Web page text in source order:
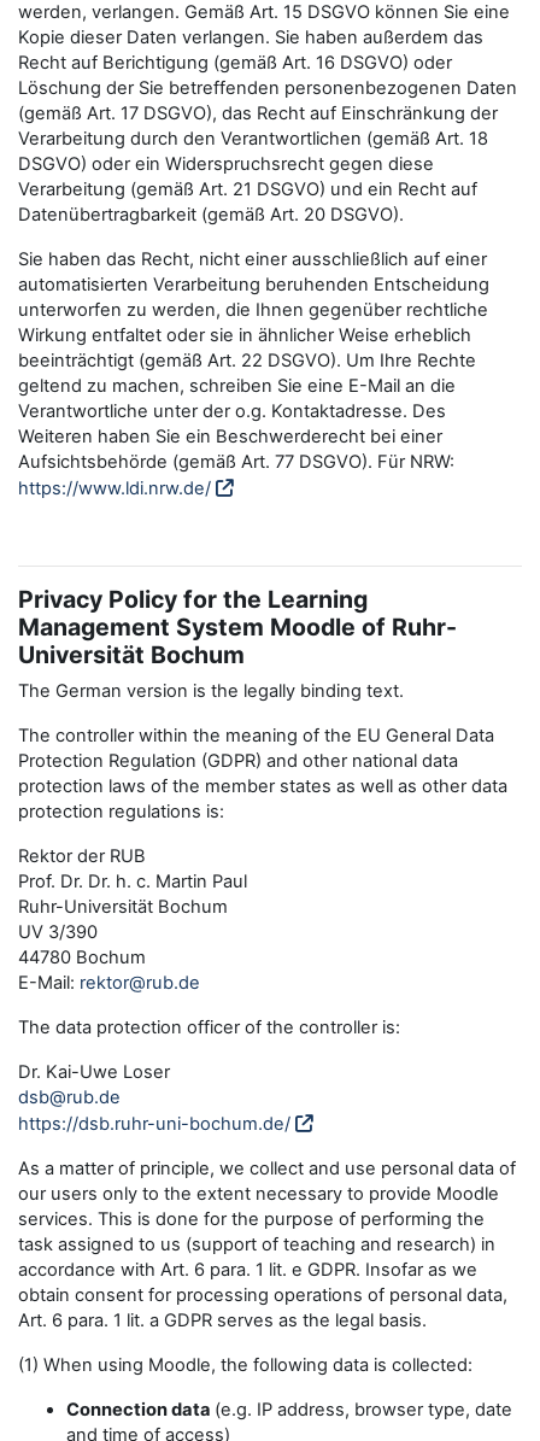
werden, verlangen. Gemäß Art. 15 DSGVO können Sie eine
Kopie dieser Daten verlangen. Sie haben außerdem das
Recht auf Berichtigung (gemäß Art. 16 DSGVO) oder
Löschung der Sie betreffenden personenbezogenen Daten
(gemäß Art. 17 DSGVO), das Recht auf Einschränkung der
Verarbeitung durch den Verantwortlichen (gemäß Art. 18
DSGVO) oder ein Widerspruchsrecht gegen diese
Verarbeitung (gemäß Art. 21 DSGVO) und ein Recht auf
Datenübertragbarkeit (gemäß Art. 20 DSGVO).
Sie haben das Recht, nicht einer ausschließlich auf einer
automatisierten Verarbeitung beruhenden Entscheidung
unterworfen zu werden, die Ihnen gegenüber rechtliche
Wirkung entfaltet oder sie in ähnlicher Weise erheblich
beeinträchtigt (gemäß Art. 22 DSGVO). Um Ihre Rechte
geltend zu machen, schreiben Sie eine E-Mail an die
Verantwortliche unter der o.g. Kontaktadresse. Des
Weiteren haben Sie ein Beschwerderecht bei einer
Aufsichtsbehörde (gemäß Art. 77 DSGVO). Für NRW:
https://www.ldi.nrw.de/
Privacy Policy for the Learning
Management System Moodle of Ruhr-
Universität Bochum
The German version is the legally binding text.
The controller within the meaning of the EU General Data
Protection Regulation (GDPR) and other national data
protection laws of the member states as well as other data
protection regulations is:
Rektor der RUB
Prof. Dr. Dr. h. c. Martin Paul
Ruhr-Universität Bochum
UV 3/390
44780 Bochum
E-Mail: rektor@rub.de
The data protection officer of the controller is:
Dr. Kai-Uwe Loser
dsb@rub.de
https://dsb.ruhr-uni-bochum.de/
As a matter of principle, we collect and use personal data of
our users only to the extent necessary to provide Moodle
services. This is done for the purpose of performing the
task assigned to us (support of teaching and research) in
accordance with Art. 6 para. 1 lit. e GDPR. Insofar as we
obtain consent for processing operations of personal data,
Art. 6 para. 1 lit. a GDPR serves as the legal basis.
(1) When using Moodle, the following data is collected:
Connection data (e.g. IP address, browser type, date
and time of access)